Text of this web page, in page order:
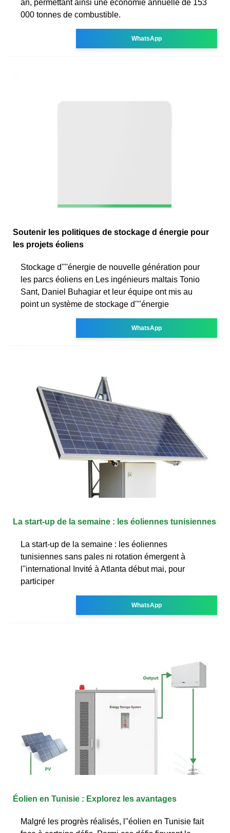
an, permettant ainsi une économie annuelle de 153
000 tonnes de combustible.
WhatsApp
Soutenir les politiques de stockage d énergie pour
les projets éoliens
Stockage d''''énergie de nouvelle génération pour
les parcs éoliens en Les ingénieurs maltais Tonio
Sant, Daniel Buhagiar et leur équipe ont mis au
point un système de stockage d''''énergie
WhatsApp
La start-up de la semaine : les éoliennes tunisiennes
La start-up de la semaine : les éoliennes
tunisiennes sans pales ni rotation émergent à
l''international Invité à Atlanta début mai, pour
participer
WhatsApp
Éolien en Tunisie : Explorez les avantages
Malgré les progrès réalisés, l''éolien en Tunisie fait